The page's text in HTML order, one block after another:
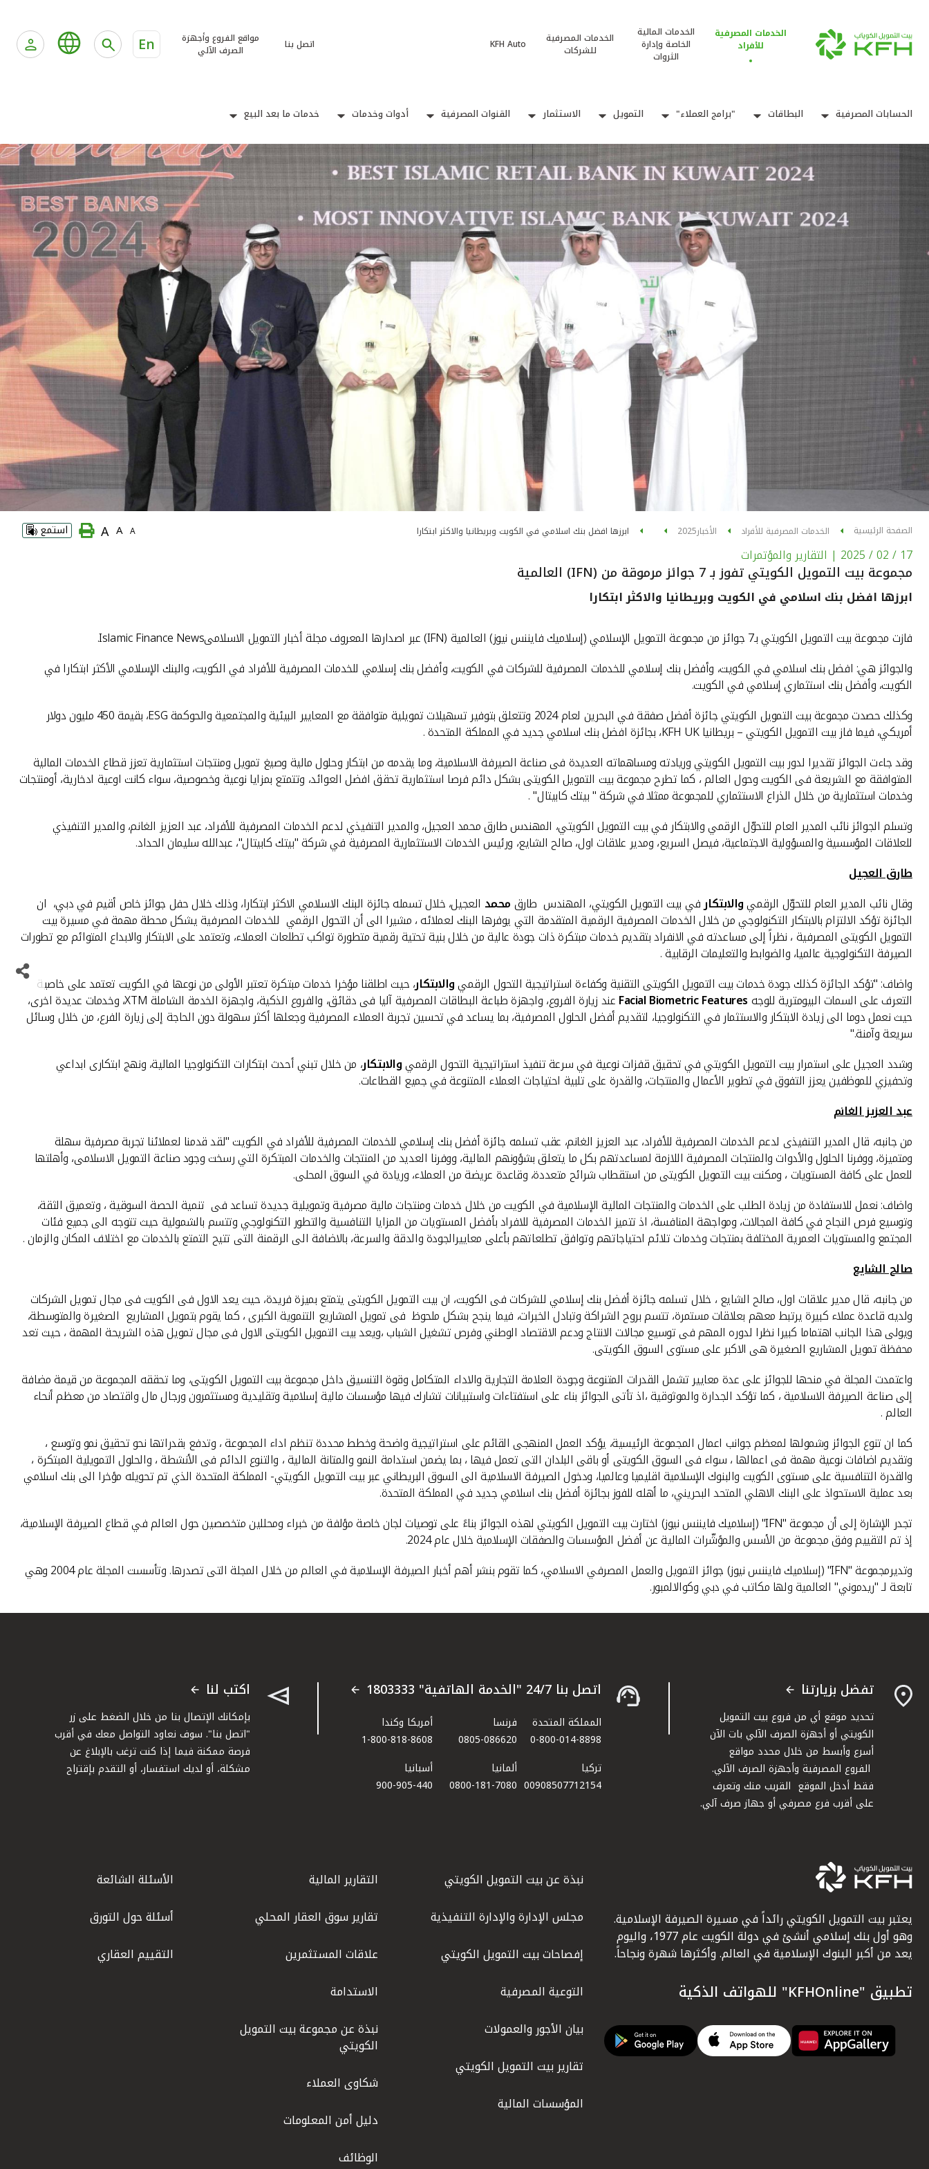
الخدمات المصرفية
للأفراد
الخدمات المالية
الخاصة وإدارة
الثروات
الخدمات المصرفية
للشركات
KFH Auto اتصل بنا
مواقع الفروع وأجهزة
الصرف الآلي
En
الحسابات المصرفية البطاقات "برامج العملاء" التمويل الاستثمار القنوات المصرفية أدوات وخدمات خدمات ما بعد البيع
الصفحة الرئيسية الخدمات المصرفية للأفراد الأخبار2025 ابرزها افضل بنك اسلامي في الكويت وبريطانيا والاكثر ابتكارا A
A
A استمع
17 / 02 / 2025 | التقارير والمؤتمرات
مجموعة بيت التمويل الكويتي تفوز بـ 7 جوائز مرموقة من (IFN) العالمية
ابرزها افضل بنك اسلامي في الكويت وبريطانيا والاكثر ابتكارا
فازت مجموعة بيت التمويل الكويتي بـ7 جوائز من مجموعة التمويل الإسلامي (إسلاميك فايننس نيوز) العالمية (IFN) عبر اصدارها المعروف مجلة أخبار التمويل الاسلامىIslamic Finance News.
والجوائز هي: افضل بنك اسلامي في الكويت، وأفضل بنك إسلامي للخدمات المصرفية للشركات في الكويت، وأفضل بنك إسلامي للخدمات المصرفية للأفراد في الكويت، والبنك الإسلامي الأكثر ابتكارا في
الكويت، وأفضل بنك استثماري إسلامي في الكويت.
وكذلك حصدت مجموعة بيت التمويل الكويتي جائزة أفضل صفقة في البحرين لعام 2024 وتتعلق بتوفير تسهيلات تمويلية متوافقة مع المعايير البيئية والمجتمعية والحوكمة ESG، بقيمة 450 مليون دولار
أمريكي، فيما فاز بيت التمويل الكويتي – بريطانيا KFH UK، بجائزة افضل بنك اسلامي جديد في المملكة المتحدة .
وقد جاءت الجوائز تقديرا لدور بيت التمويل الكويتي وريادته ومساهماته العديدة فى صناعة الصيرفة الاسلامية، وما يقدمه من ابتكار وحلول مالية وصيغ تمويل ومنتجات استثمارية تعزز قطاع الخدمات المالية
المتوافقة مع الشريعة فى الكويت وحول العالم ، كما تطرح مجموعة بيت التمويل الكويتى بشكل دائم فرصا استثمارية تحقق افضل العوائد، وتتمتع بمزايا نوعية وخصوصية، سواء كانت اوعية ادخارية، أومنتجات
وخدمات استثمارية من خلال الذراع الاستثماري للمجموعة ممثلا في شركة " بيتك كابيتال" .
وتسلم الجوائز نائب المدير العام للتحوّل الرقمي والابتكار في بيت التمويل الكويتي، المهندس طارق محمد العجيل، والمدير التنفيذي لدعم الخدمات المصرفية للأفراد، عبد العزيز الغانم، والمدير التنفيذي
للعلاقات المؤسسية والمسؤولية الاجتماعية، فيصل السريع، ومدير علاقات اول، صالح الشايع، ورئيس الخدمات الاستثمارية المصرفية في شركة "بيتك كابيتال"، عبدالله سليمان الحداد.
طارق العجيل
وقال نائب المدير العام للتحوّل الرقميوالابتكارفي بيت التمويل الكويتي، المهندس طارق محمد العجيل، خلال تسمله جائزة البنك الاسلامي الاكثر ابتكارا، وذلك خلال حفل جوائز خاص أقيم في دبي، ان
الجائزة تؤكد الالتزام بالابتكار التكنولوجي من خلال الخدمات المصرفية الرقمية المتقدمة التي يوفرها البنك لعملائه ، مشيرا الى أن التحول الرقمي للخدمات المصرفية يشكل محطة مهمة في مسيرة بيت
التمويل الكويتى المصرفية ، نظراً إلى مساعدته في الانفراد بتقديم خدمات مبتكرة ذات جودة عالية من خلال بنية تحتية رقمية متطورة تواكب تطلعات العملاء، وتعتمد على الابتكار والابداع المتوائم مع تطورات
الصيرفة التكنولوجية عالميا، والضوابط والتعليمات الرقابية .
واضاف: "تؤكد الجائزة كذلك جودة خدمات بيت التمويل الكويتى التقنية وكفاءة استراتيجية التحول الرقميوالابتكار، حيث اطلقنا مؤخرا خدمات مبتكرة تعتبر الأولى من نوعها في الكويت تعتمد على خاصية
التعرف على السمات البيومترية للوجه Facial Biometric Features عند زيارة الفروع، واجهزة طباعة البطاقات المصرفية آليا فى دقائق، والفروع الذكية، واجهزة الخدمة الشاملة XTM، وخدمات عديدة اخرى،
حيث نعمل دوما الى زيادة الابتكار والاستثمار في التكنولوجيا، لتقديم أفضل الحلول المصرفية، بما يساعد في تحسين تجربة العملاء المصرفية وجعلها أكثر سهولة دون الحاجة إلى زيارة الفرع، من خلال وسائل
سريعة وآمنة."
وشدد العجيل على استمرار بيت التمويل الكويتي في تحقيق قفزات نوعية في سرعة تنفيذ استراتيجية التحول الرقميوالابتكار، من خلال تبني أحدث ابتكارات التكنولوجيا المالية، ونهج ابتكارى ابداعي
وتحفيزي للموظفين يعزز التفوق في تطوير الأعمال والمنتجات، والقدرة على تلبية احتياجات العملاء المتنوعة في جميع القطاعات.
عبد العزيز الغانم
من جانبه، قال المدير التنفيذى لدعم الخدمات المصرفية للأفراد، عبد العزيز الغانم، عقب تسلمه جائزة أفضل بنك إسلامي للخدمات المصرفية للأفراد في الكويت "لقد قدمنا لعملائنا تجربة مصرفية سهلة
ومتميزة، ووفرنا الحلول والأدوات والمنتجات المصرفية اللازمة لمساعدتهم بكل ما يتعلق بشؤونهم المالية، ووفرنا العديد من المنتجات والخدمات المبتكرة التي رسخت وجود صناعة التمويل الاسلامى، وأهلتها
للعمل على كافة المستويات ، ومكنت بيت التمويل الكويتى من استقطاب شرائح متعددة، وقاعدة عريضة من العملاء، وريادة في السوق المحلى.
واضاف: نعمل للاستفادة من زيادة الطلب على الخدمات والمنتجات المالية الإسلامية في الكويت من خلال خدمات ومنتجات مالية مصرفية وتمويلية جديدة تساعد فى تنمية الحصة السوقية ، وتعميق الثقة،
وتوسيع فرص النجاح في كافة المجالات، ومواجهة المنافسة، اذ تتميز الخدمات المصرفية للافراد بأفضل المستويات من المزايا التنافسية والتطور التكنولوجي وتتسم بالشمولية حيث تتوجه الى جميع فئات
المجتمع والمستويات العمرية المختلفة بمنتجات وخدمات تلائم احتياجاتهم وتوافق تطلعاتهم بأعلى معاييرالجودة والدقة والسرعة، بالاضافة الى الرقمنة التى تتيح التمتع بالخدمات مع اختلاف المكان والزمان .
صالح الشايع
من جانبه، قال مدير علاقات اول، صالح الشايع ، خلال تسلمه جائزة أفضل بنك إسلامي للشركات فى الكويت، ان بيت التمويل الكويتى يتمتع بميزة فريدة، حيث يعد الاول فى الكويت فى مجال تمويل الشركات
ولديه قاعدة عملاء كبيرة يرتبط معهم بعلاقات مستمرة، تتسم بروح الشراكة وتبادل الخبرات، فيما ينجح بشكل ملحوظ فى تمويل المشاريع التنموية الكبرى ، كما يقوم بتمويل المشاريع الصغيرة والمتوسطة،
ويولى هذا الجانب اهتماما كبيرا نظرا لدوره المهم فى توسيع مجالات الانتاج ودعم الاقتصاد الوطني وفرص تشغيل الشباب ،ويعد بيت التمويل الكويتى الاول فى مجال تمويل هذه الشريحة المهمة ، حيث تعد
محفظة تمويل المشاريع الصغيرة هى الاكبر على مستوى السوق الكويتى.
واعتمدت المجلة في منحها للجوائز على عدة معايير تشمل القدرات المتنوعة وجودة العلامة التجارية والاداء المتكامل وقوة التنسيق داخل مجموعة بيت التمويل الكويتى، وما تحققه المجموعة من قيمة مضافة
إلى صناعة الصيرفة الاسلامية ، كما تؤكد الجدارة والموثوقية ،اذ تأتى الجوائز بناء على استفتاءات واستبيانات تشارك فيها مؤسسات مالية إسلامية وتقليدية ومستثمرون ورجال مال واقتصاد من معظم أنحاء
العالم .
كما ان تنوع الجوائز وشمولها لمعظم جوانب اعمال المجموعة الرئيسية، يؤكد العمل المنهجى القائم على استراتيجية واضحة وخطط محددة تنظم اداء المجموعة ، وتدفع بقدراتها نحو تحقيق نمو وتوسع ،
وتقديم اضافات نوعية مهمة فى اعمالها ، سواء فى السوق الكويتى أو باقى البلدان التى تعمل فيها ، بما يضمن استدامة النمو والمتانة المالية ، والتنوع الدائم فى الأنشطة ، والحلول التمويلية المبتكرة ،
والقدرة التنافسية على مستوى الكويت والبنوك الإسلامية اقليميا وعالميا، ودخول الصيرفة الاسلامية الى السوق البريطاني عبر بيت التمويل الكويتي- المملكة المتحدة الذي تم تحويله مؤخرا الى بنك اسلامي
بعد عملية الاستحواذ على البنك الاهلي المتحد البحريني، ما أهله للفوز بجائزة أفضل بنك اسلامي جديد في المملكة المتحدة.
تجدر الإشارة إلى أن مجموعة "IFN" (إسلاميك فايننس نيوز) اختارت بيت التمويل الكويتي لهذه الجوائز بناءً على توصيات لجان خاصة مؤلفة من خبراء ومحللين متخصصين حول العالم في قطاع الصيرفة الإسلامية،
إذ تم التقييم وفق مجموعة من الأسس والمؤشّرات المالية عن أفضل المؤسسات والصفقات الإسلامية خلال عام 2024.
وتديرمجموعة "IFN" (إسلاميك فايننس نيوز) جوائز التمويل والعمل المصرفي الاسلامي، كما تقوم بنشر أهم أخبار الصيرفة الإسلامية في العالم من خلال المجلة التى تصدرها. وتأسست المجلة عام 2004 وهي
تابعة لـ "ريدموني" العالمية ولها مكاتب في دبي وكوالالمبور.
تفضل بزيارتنا
تحديد موقع أي من فروع بيت التمويل
الكويتي أو أجهزة الصرف الآلي بات الآن
أسرع وأبسط من خلال محدد مواقع
الفروع المصرفية وأجهزة الصرف الآلي.
فقط أدخل الموقع القريب منك وتعرف
على أقرب فرع مصرفي أو جهاز صرف آلي.
اتصل بنا 24/7 "الخدمة الهاتفية" 1803333
المملكة المتحدة
0-800-014-8898
فرنسا
0805-086620
أمريكا وكندا
1-800-818-8608
تركيا
00908507712154​
ألمانيا
0800-181-7080
أسبانيا
900-905-440
اكتب لنا
بإمكانك الإتصال بنا من خلال الضغط على زر
"اتصل بنا". سوف نعاود التواصل معك في أقرب
فرصة ممكنة فيما إذا كنت ترغب بالإبلاغ عن
مشكلة، أو لديك استفسار، أو التقدم بإقتراح
يعتبر بيت التمويل الكويتي رائداً في مسيرة الصيرفة الإسلامية.
وهو أول بنك إسلامي أنشئ في دولة الكويت عام 1977، واليوم
يعد من أكبر البنوك الإسلامية في العالم. وأكثرها شهرة ونجاحاً.
تطبيق "KFHOnline" للهواتف الذكية
نبذة عن بيت التمويل الكويتي
مجلس الإدارة والإدارة التنفيذية
إفصاحات بيت التمويل الكويتي
التوعية المصرفية
بيان الأجور والعمولات
تقارير بيت التمويل الكويتي
المؤسسات المالية
التقارير المالية
تقارير سوق العقار المحلي
علاقات المستثمرين
الاستدامة
نبذة عن مجموعة بيت التمويل
الكويتي
شكاوى العملاء
دليل أمن المعلومات
الوظائف
الأسئلة الشائعة
أسئلة حول التورق
التقييم العقاري